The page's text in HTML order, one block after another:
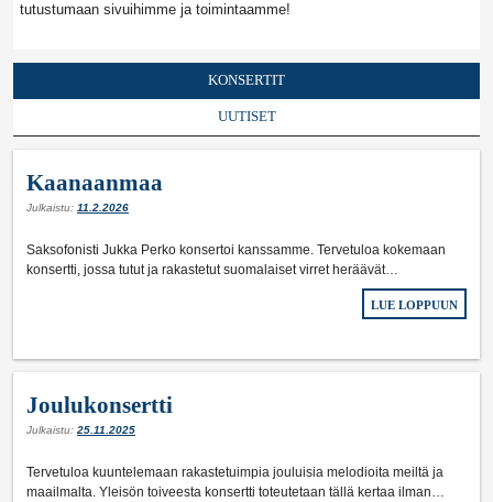
tutustumaan sivuihimme ja toimintaamme!
KONSERTIT
UUTISET
Kaanaanmaa
Julkaistu: 11.2.2026
Saksofonisti Jukka Perko konsertoi kanssamme. Tervetuloa kokemaan
konsertti, jossa tutut ja rakastetut suomalaiset virret heräävät…
LUE LOPPUUN
Joulukonsertti
Julkaistu: 25.11.2025
Tervetuloa kuuntelemaan rakastetuimpia jouluisia melodioita meiltä ja
maailmalta. Yleisön toiveesta konsertti toteutetaan tällä kertaa ilman…